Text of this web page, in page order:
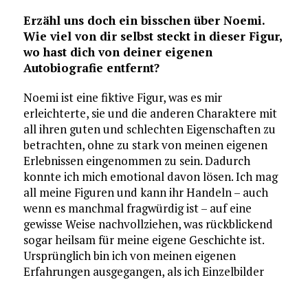
Erzähl uns doch ein bisschen über Noemi.
Wie viel von dir selbst steckt in dieser Figur,
wo hast dich von deiner eigenen
Autobiografie entfernt?
Noemi ist eine fiktive Figur, was es mir
erleichterte, sie und die anderen Charaktere mit
all ihren guten und schlechten Eigenschaften zu
betrachten, ohne zu stark von meinen eigenen
Erlebnissen eingenommen zu sein. Dadurch
konnte ich mich emotional davon lösen. Ich mag
all meine Figuren und kann ihr Handeln – auch
wenn es manchmal fragwürdig ist – auf eine
gewisse Weise nachvollziehen, was rückblickend
sogar heilsam für meine eigene Geschichte ist.
Ursprünglich bin ich von meinen eigenen
Erfahrungen ausgegangen, als ich Einzelbilder